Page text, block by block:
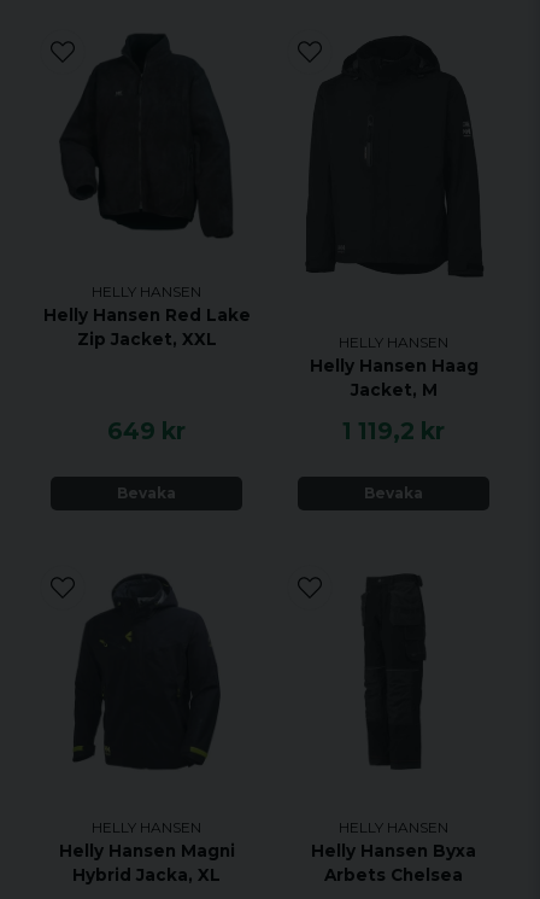
HELLY HANSEN
Helly Hansen Red Lake
Zip Jacket, XXL
649 kr
Bevaka
HELLY HANSEN
Helly Hansen Haag
Jacket, M
1 119,2 kr
Bevaka
HELLY HANSEN
Helly Hansen Magni
Hybrid Jacka, XL
HELLY HANSEN
Helly Hansen Byxa
Arbets Chelsea